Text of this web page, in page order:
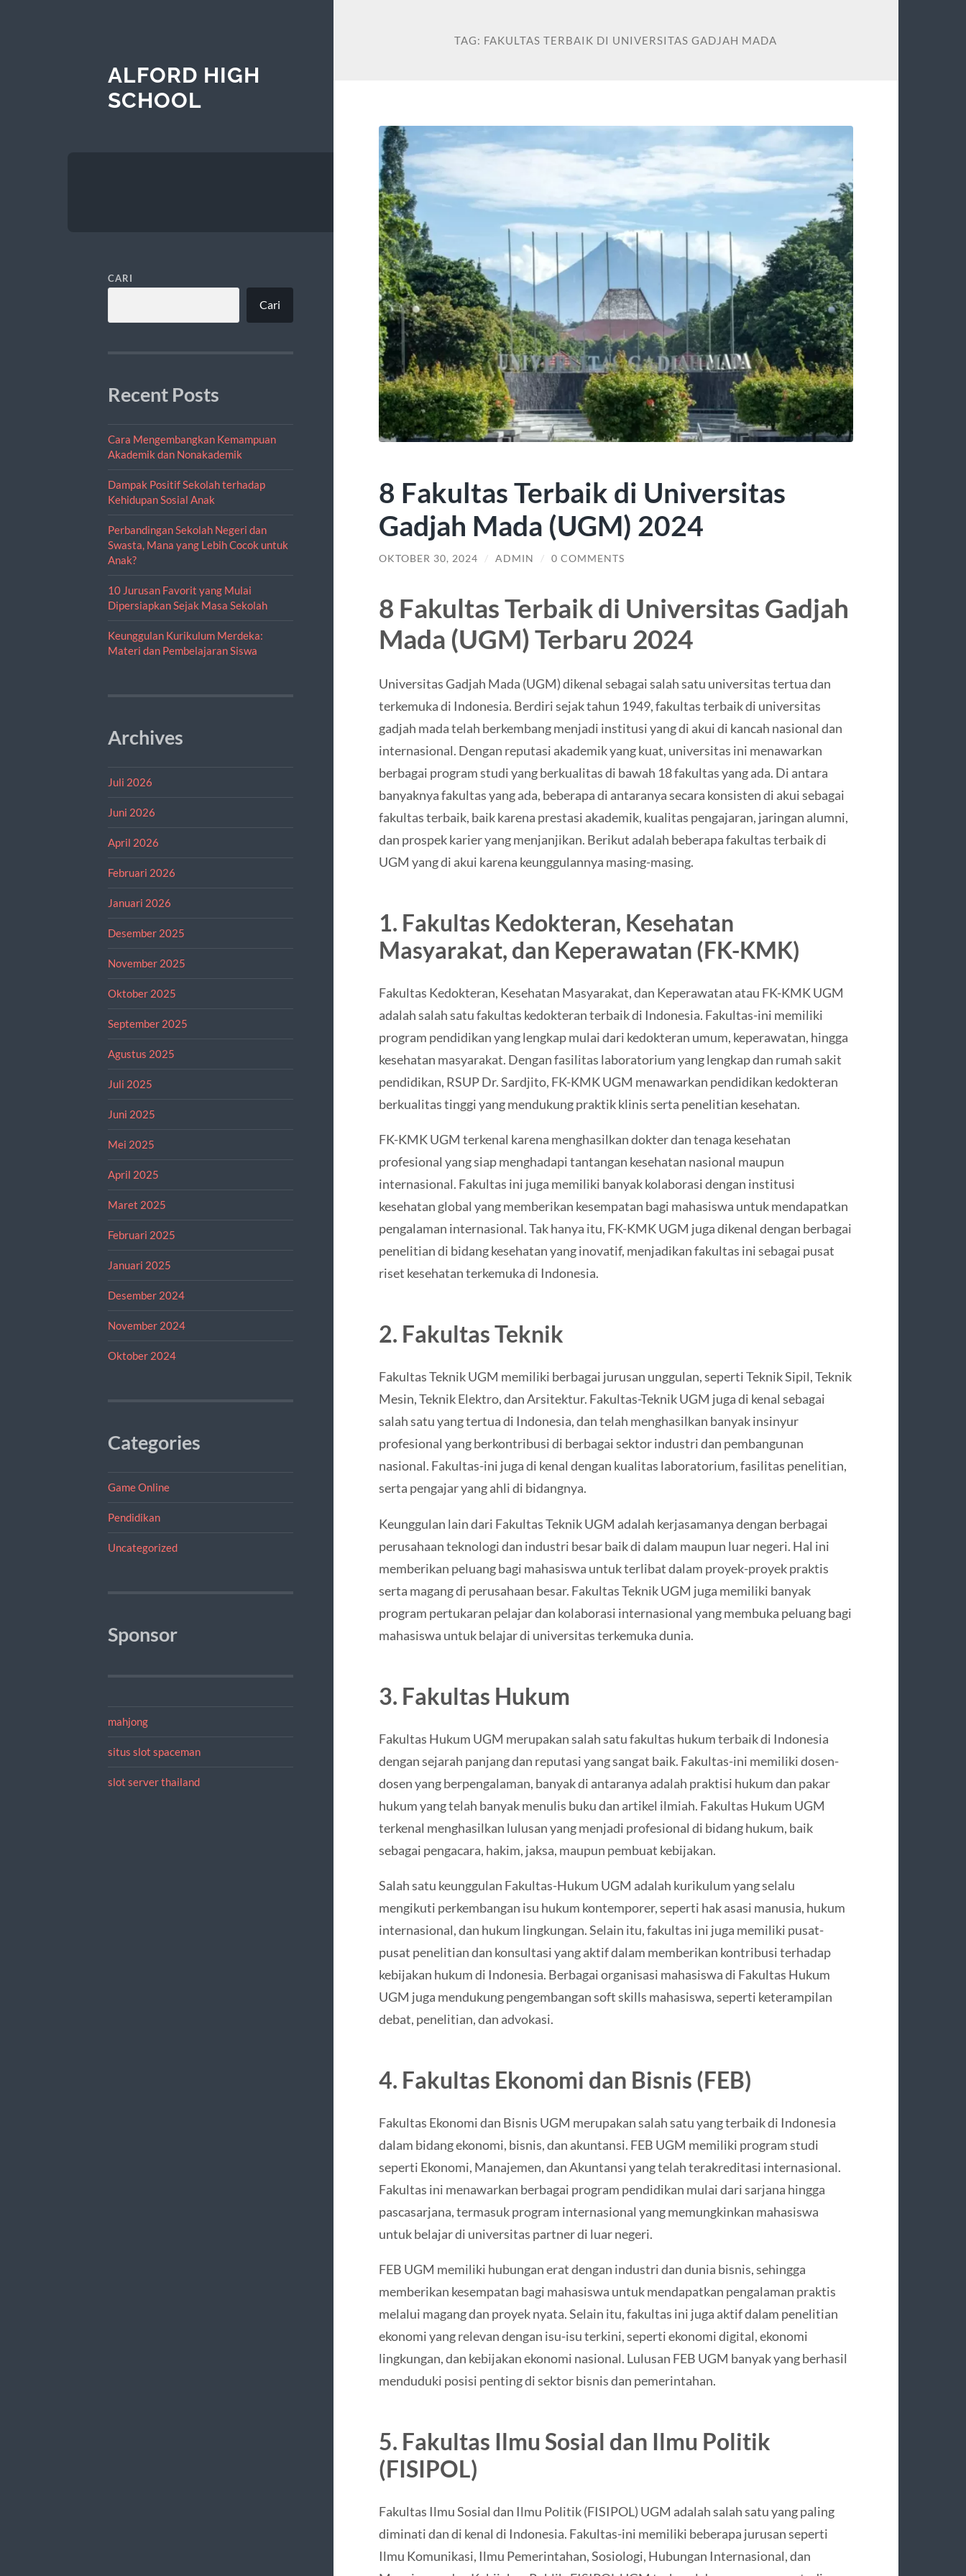
ALFORD HIGH
SCHOOL
CARI
Cari
Recent Posts
Cara Mengembangkan Kemampuan
Akademik dan Nonakademik
Dampak Positif Sekolah terhadap
Kehidupan Sosial Anak
Perbandingan Sekolah Negeri dan
Swasta, Mana yang Lebih Cocok untuk
Anak?
10 Jurusan Favorit yang Mulai
Dipersiapkan Sejak Masa Sekolah
Keunggulan Kurikulum Merdeka:
Materi dan Pembelajaran Siswa
Archives
Juli 2026
Juni 2026
April 2026
Februari 2026
Januari 2026
Desember 2025
November 2025
Oktober 2025
September 2025
Agustus 2025
Juli 2025
Juni 2025
Mei 2025
April 2025
Maret 2025
Februari 2025
Januari 2025
Desember 2024
November 2024
Oktober 2024
Categories
Game Online
Pendidikan
Uncategorized
Sponsor
mahjong
situs slot spaceman
slot server thailand
TAG: FAKULTAS TERBAIK DI UNIVERSITAS GADJAH MADA
8 Fakultas Terbaik di Universitas
Gadjah Mada (UGM) 2024
OKTOBER 30, 2024 / ADMIN / 0 COMMENTS
8 Fakultas Terbaik di Universitas Gadjah
Mada (UGM) Terbaru 2024
Universitas Gadjah Mada (UGM) dikenal sebagai salah satu universitas tertua dan
terkemuka di Indonesia. Berdiri sejak tahun 1949, fakultas terbaik di universitas
gadjah mada telah berkembang menjadi institusi yang di akui di kancah nasional dan
internasional. Dengan reputasi akademik yang kuat, universitas ini menawarkan
berbagai program studi yang berkualitas di bawah 18 fakultas yang ada. Di antara
banyaknya fakultas yang ada, beberapa di antaranya secara konsisten di akui sebagai
fakultas terbaik, baik karena prestasi akademik, kualitas pengajaran, jaringan alumni,
dan prospek karier yang menjanjikan. Berikut adalah beberapa fakultas terbaik di
UGM yang di akui karena keunggulannya masing-masing.
1. Fakultas Kedokteran, Kesehatan
Masyarakat, dan Keperawatan (FK-KMK)
Fakultas Kedokteran, Kesehatan Masyarakat, dan Keperawatan atau FK-KMK UGM
adalah salah satu fakultas kedokteran terbaik di Indonesia. Fakultas-ini memiliki
program pendidikan yang lengkap mulai dari kedokteran umum, keperawatan, hingga
kesehatan masyarakat. Dengan fasilitas laboratorium yang lengkap dan rumah sakit
pendidikan, RSUP Dr. Sardjito, FK-KMK UGM menawarkan pendidikan kedokteran
berkualitas tinggi yang mendukung praktik klinis serta penelitian kesehatan.
FK-KMK UGM terkenal karena menghasilkan dokter dan tenaga kesehatan
profesional yang siap menghadapi tantangan kesehatan nasional maupun
internasional. Fakultas ini juga memiliki banyak kolaborasi dengan institusi
kesehatan global yang memberikan kesempatan bagi mahasiswa untuk mendapatkan
pengalaman internasional. Tak hanya itu, FK-KMK UGM juga dikenal dengan berbagai
penelitian di bidang kesehatan yang inovatif, menjadikan fakultas ini sebagai pusat
riset kesehatan terkemuka di Indonesia.
2. Fakultas Teknik
Fakultas Teknik UGM memiliki berbagai jurusan unggulan, seperti Teknik Sipil, Teknik
Mesin, Teknik Elektro, dan Arsitektur. Fakultas-Teknik UGM juga di kenal sebagai
salah satu yang tertua di Indonesia, dan telah menghasilkan banyak insinyur
profesional yang berkontribusi di berbagai sektor industri dan pembangunan
nasional. Fakultas-ini juga di kenal dengan kualitas laboratorium, fasilitas penelitian,
serta pengajar yang ahli di bidangnya.
Keunggulan lain dari Fakultas Teknik UGM adalah kerjasamanya dengan berbagai
perusahaan teknologi dan industri besar baik di dalam maupun luar negeri. Hal ini
memberikan peluang bagi mahasiswa untuk terlibat dalam proyek-proyek praktis
serta magang di perusahaan besar. Fakultas Teknik UGM juga memiliki banyak
program pertukaran pelajar dan kolaborasi internasional yang membuka peluang bagi
mahasiswa untuk belajar di universitas terkemuka dunia.
3. Fakultas Hukum
Fakultas Hukum UGM merupakan salah satu fakultas hukum terbaik di Indonesia
dengan sejarah panjang dan reputasi yang sangat baik. Fakultas-ini memiliki dosen-
dosen yang berpengalaman, banyak di antaranya adalah praktisi hukum dan pakar
hukum yang telah banyak menulis buku dan artikel ilmiah. Fakultas Hukum UGM
terkenal menghasilkan lulusan yang menjadi profesional di bidang hukum, baik
sebagai pengacara, hakim, jaksa, maupun pembuat kebijakan.
Salah satu keunggulan Fakultas-Hukum UGM adalah kurikulum yang selalu
mengikuti perkembangan isu hukum kontemporer, seperti hak asasi manusia, hukum
internasional, dan hukum lingkungan. Selain itu, fakultas ini juga memiliki pusat-
pusat penelitian dan konsultasi yang aktif dalam memberikan kontribusi terhadap
kebijakan hukum di Indonesia. Berbagai organisasi mahasiswa di Fakultas Hukum
UGM juga mendukung pengembangan soft skills mahasiswa, seperti keterampilan
debat, penelitian, dan advokasi.
4. Fakultas Ekonomi dan Bisnis (FEB)
Fakultas Ekonomi dan Bisnis UGM merupakan salah satu yang terbaik di Indonesia
dalam bidang ekonomi, bisnis, dan akuntansi. FEB UGM memiliki program studi
seperti Ekonomi, Manajemen, dan Akuntansi yang telah terakreditasi internasional.
Fakultas ini menawarkan berbagai program pendidikan mulai dari sarjana hingga
pascasarjana, termasuk program internasional yang memungkinkan mahasiswa
untuk belajar di universitas partner di luar negeri.
FEB UGM memiliki hubungan erat dengan industri dan dunia bisnis, sehingga
memberikan kesempatan bagi mahasiswa untuk mendapatkan pengalaman praktis
melalui magang dan proyek nyata. Selain itu, fakultas ini juga aktif dalam penelitian
ekonomi yang relevan dengan isu-isu terkini, seperti ekonomi digital, ekonomi
lingkungan, dan kebijakan ekonomi nasional. Lulusan FEB UGM banyak yang berhasil
menduduki posisi penting di sektor bisnis dan pemerintahan.
5. Fakultas Ilmu Sosial dan Ilmu Politik
(FISIPOL)
Fakultas Ilmu Sosial dan Ilmu Politik (FISIPOL) UGM adalah salah satu yang paling
diminati dan di kenal di Indonesia. Fakultas-ini memiliki beberapa jurusan seperti
Ilmu Komunikasi, Ilmu Pemerintahan, Sosiologi, Hubungan Internasional, dan